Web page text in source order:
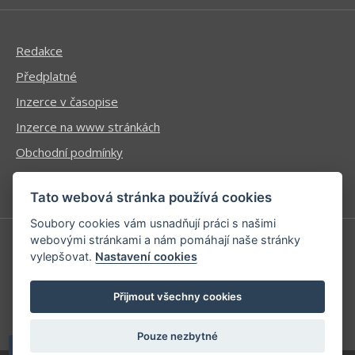
Redakce
Předplatné
Inzerce v časopise
Inzerce na www stránkách
Obchodní podmínky
Ochrana osobních údajů
Příhlášení | Registrace
Kontaktní informace
Mapa stránek
Tato webová stránka používá cookies
Soubory cookies vám usnadňují práci s našimi
webovými stránkami a nám pomáhají naše stránky
vylepšovat. Nastavení cookies
Přijmout všechny cookies
Pouze nezbytné